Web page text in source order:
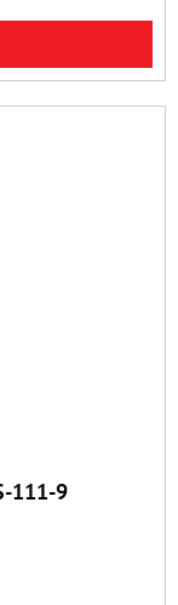
111-9